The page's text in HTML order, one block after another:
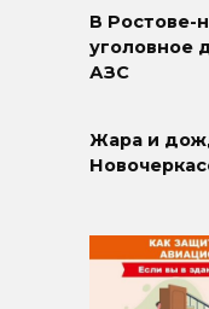
В Ростове-
уголовное
АЗС
Жара и